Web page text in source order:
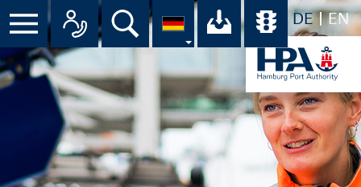
DE EN
Menü Alle Ansprechpartner im
Suche Ihr Download-